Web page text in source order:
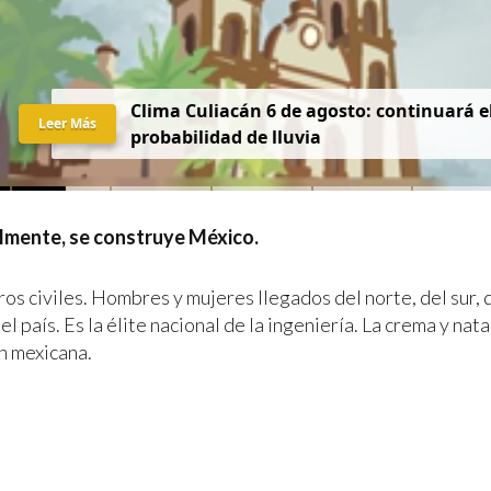
Clima Culiacán 6 de agosto: continuará
probabilidad de lluvia
Leer Más
se construye México.
civiles. Hombres y mujeres llegados del norte, del sur,
país. Es la élite nacional de la ingeniería. La crema y
mexicana.